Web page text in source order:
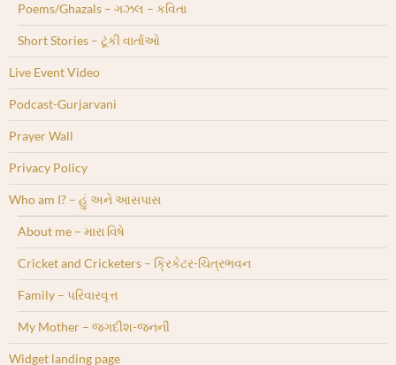
Poems/Ghazals – ગઝલ – કવિતા
Short Stories – ટૂંકી વાર્તાઓ
Live Event Video
Podcast-Gurjarvani
Prayer Wall
Privacy Policy
Who am I? – હું અને આસપાસ
About me – મારા વિષે
Cricket and Cricketers – ક્રિકેટર-ચિત્રભવન
Family – પરિવારવૃત્ત
My Mother – જગદીશ-જનની
Widget landing page